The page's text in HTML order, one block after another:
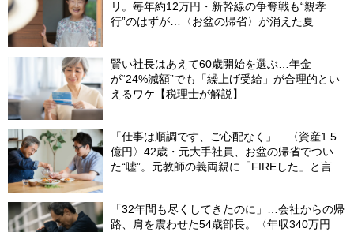
リ。毎年約12万円・新幹線の争奪戦も“親孝
行”のはずが…〈お盆の帰省〉が消えた夏
賢い社長はあえて60歳開始を選ぶ…年金
が“24%減額”でも「繰上げ受給」が合理的とい
えるワケ【税理士が解説】
「仕事は順調です、ご心配なく」…〈資産1.5
億円〉42歳・元大手社員、お盆の帰省でつい
た“嘘”。元教師の義両親に「FIREした」と言え
「32年間も尽くしてきたのに」…会社からの帰
路、肩を震わせた54歳部長。〈年収340万円